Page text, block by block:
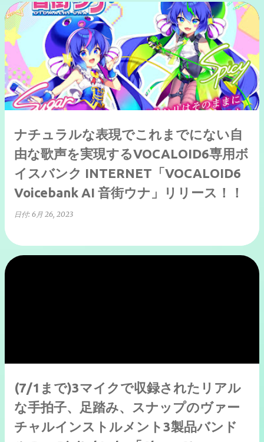
ナチュラルな表現でこれまでにない自
由な歌声を実現するVOCALOID6専用ボ
イスバンク INTERNET「VOCALOID6
Voicebank AI 音街ウナ」リリース！！
日付: 6月 26, 2023
(7/1まで)3マイクで収録されたリアル
な手拍子、足踏み、スナップのヴァー
チャルインストルメント3製品バンド